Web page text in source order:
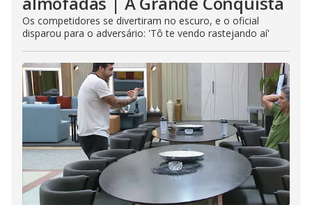
Os competidores se divertiram no escuro, e o oficial
disparou para o adversário: 'Tô te vendo rastejando aí'